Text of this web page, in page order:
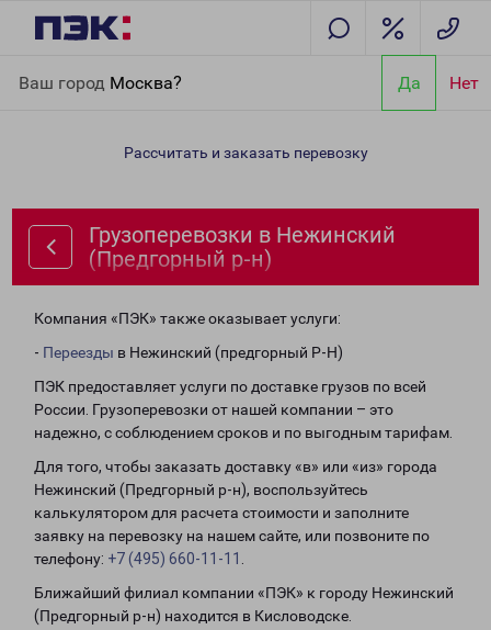
Ваш город Москва? Да Нет
(Предгорный р-н)
Рассчитать и заказать перевозку
Грузоперевозки в Нежинский
(Предгорный р-н)
Компания «ПЭК» также оказывает услуги:
- Переезды в Нежинский (предгорный Р-Н)
ПЭК предоставляет услуги по доставке грузов по всей
России. Грузоперевозки от нашей компании – это
надежно, с соблюдением сроков и по выгодным тарифам.
Для того, чтобы заказать доставку «в» или «из» города
Нежинский (Предгорный р-н), воспользуйтесь
калькулятором для расчета стоимости и заполните
заявку на перевозку на нашем сайте, или позвоните по
телефону: +7 (495) 660-11-11
Ближайший филиал компании «ПЭК» к городу Нежинский
(Предгорный р-н) находится в Кисловодске.